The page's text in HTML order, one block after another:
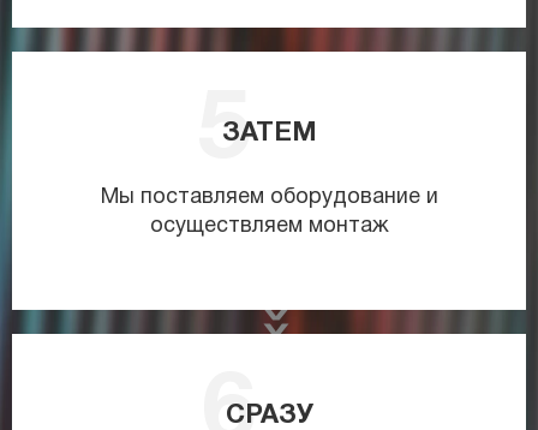
ЗАТЕМ
Мы поставляем оборудование и
осуществляем монтаж
СРАЗУ